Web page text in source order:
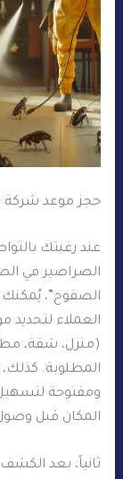
حجز موعد شركة
عند رغبتك
الصراصير في
الصفوح”، يُمكنك
العملاء
(منزل، شقة،
المطلوبة.
ومفتوحة
المكان قبل
ثانياً، بعد